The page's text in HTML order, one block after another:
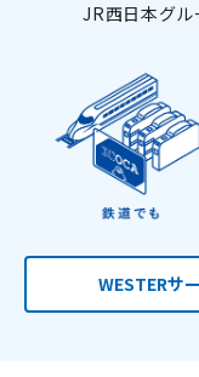
JR西日本グ
WESTERサ